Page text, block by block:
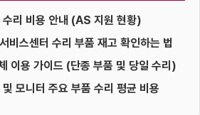
수리 비용 안내 (AS 지원 현황)
비스센터 수리 부품 재고 확인하는 법
이용 가이드 (단종 부품 및 당일 수리)
모니터 주요 부품 수리 평균 비용